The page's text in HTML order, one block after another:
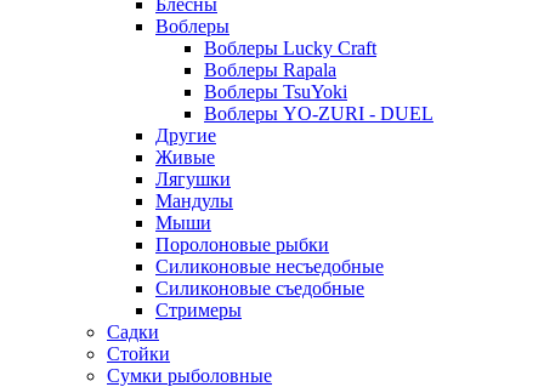
Блёсны
Воблеры
Воблеры Lucky Craft
Воблеры Rapala
Воблеры TsuYoki
Воблеры YO-ZURI - DUEL
Другие
Живые
Лягушки
Мандулы
Мыши
Поролоновые рыбки
Силиконовые несъедобные
Силиконовые съедобные
Стримеры
Садки
Стойки
Сумки рыболовные